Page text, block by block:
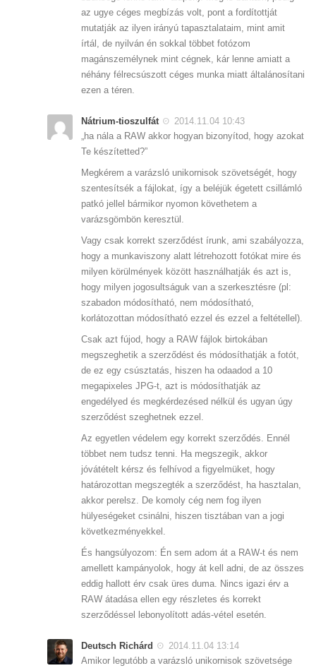
az ugye céges megbízás volt, pont a fordítottját
mutatják az ilyen irányú tapasztalataim, mint amit
írtál, de nyilván én sokkal többet fotózom
magánszemélynek mint cégnek, kár lenne amiatt a
néhány félrecsúszott céges munka miatt általánosítani
ezen a téren.
Nátrium-tioszulfát
2014.11.04 10:43
„ha nála a RAW akkor hogyan bizonyítod, hogy azokat
Te készítetted?”
Megkérem a varázsló unikornisok szövetségét, hogy
szentesítsék a fájlokat, így a beléjük égetett csillámló
patkó jellel bármikor nyomon követhetem a
varázsgömbön keresztül.
Vagy csak korrekt szerződést írunk, ami szabályozza,
hogy a munkaviszony alatt létrehozott fotókat mire és
milyen körülmények között használhatják és azt is,
hogy milyen jogosultságuk van a szerkesztésre (pl:
szabadon módosítható, nem módosítható,
korlátozottan módosítható ezzel és ezzel a feltétellel).
Csak azt fújod, hogy a RAW fájlok birtokában
megszeghetik a szerződést és módosíthatják a fotót,
de ez egy csúsztatás, hiszen ha odaadod a 10
megapixeles JPG-t, azt is módosíthatják az
engedélyed és megkérdezésed nélkül és ugyan úgy
szerződést szeghetnek ezzel.
Az egyetlen védelem egy korrekt szerződés. Ennél
többet nem tudsz tenni. Ha megszegik, akkor
jóvátételt kérsz és felhívod a figyelmüket, hogy
határozottan megszegték a szerződést, ha hasztalan,
akkor perelsz. De komoly cég nem fog ilyen
hülyeségeket csinálni, hiszen tisztában van a jogi
következményekkel.
És hangsúlyozom: Én sem adom át a RAW-t és nem
amellett kampányolok, hogy át kell adni, de az összes
eddig hallott érv csak üres duma. Nincs igazi érv a
RAW átadása ellen egy részletes és korrekt
szerződéssel lebonyolított adás-vétel esetén.
Deutsch Richárd
2014.11.04 13:14
Amikor legutóbb a varázsló unikornisok szövetsége